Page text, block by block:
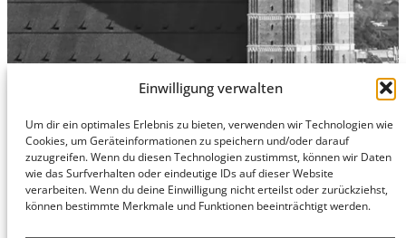
Einwilligung verwalten
Um dir ein optimales Erlebnis zu bieten, verwenden wir Technologien wie
Cookies, um Geräteinformationen zu speichern und/oder darauf
zuzugreifen. Wenn du diesen Technologien zustimmst, können wir Daten
wie das Surfverhalten oder eindeutige IDs auf dieser Website
verarbeiten. Wenn du deine Einwilligung nicht erteilst oder zurückziehst,
können bestimmte Merkmale und Funktionen beeinträchtigt werden.
Hamburg
honert
hamburg
PartG mbB
München
honert
münchen
PartG mbB
Datenschutz
Impressum